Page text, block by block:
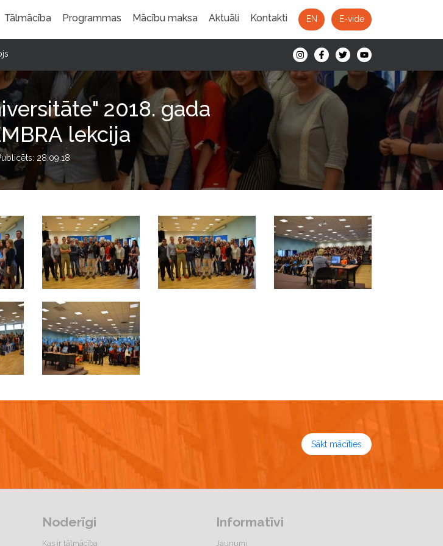
Tālmācība Programmas Mācību maksa Aktuāli Kontakti EN E-vide
2018. gada
lekcija
28.09.18
Sākt mācīties
Noderīgi
Kas ir tālmācība
Informatīvi
Jaunumi